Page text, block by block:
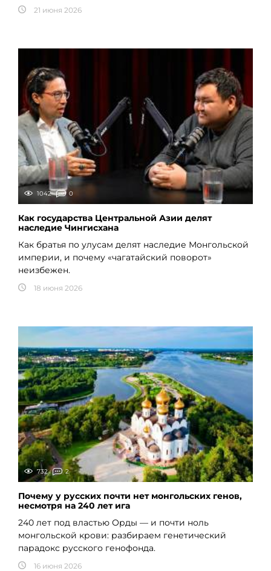
21 июня 2026
1042 0
Как государства Центральной Азии делят
наследие Чингисхана
Как братья по улусам делят наследие Монгольской
империи, и почему «чагатайский поворот»
неизбежен.
18 июня 2026
732 2
Почему у русских почти нет монгольских генов,
несмотря на 240 лет ига
240 лет под властью Орды — и почти ноль
монгольской крови: разбираем генетический
парадокс русского генофонда.
16 июня 2026